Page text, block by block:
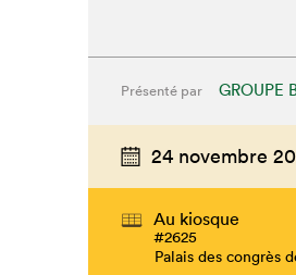
Présenté par GROUPE
24 novembre
Au kiosque
#2625
Palais des congrès